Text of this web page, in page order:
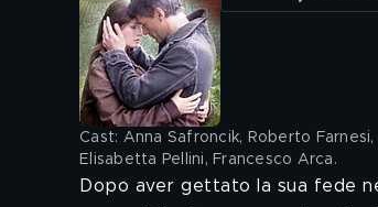
Cast: Anna Safroncik, Roberto
Elisabetta Pellini, Francesco Arca .
Dopo aver gettato la sua fede